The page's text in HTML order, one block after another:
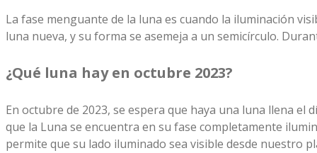
La fase menguante de la luna es cuando la iluminación
luna nueva, y su forma se asemeja a un semicírculo.
¿Qué luna hay en octubre 2023?
En octubre de 2023, se espera que haya una luna llena
que la Luna se encuentra en su fase completamente
permite que su lado iluminado sea visible desde nuestro